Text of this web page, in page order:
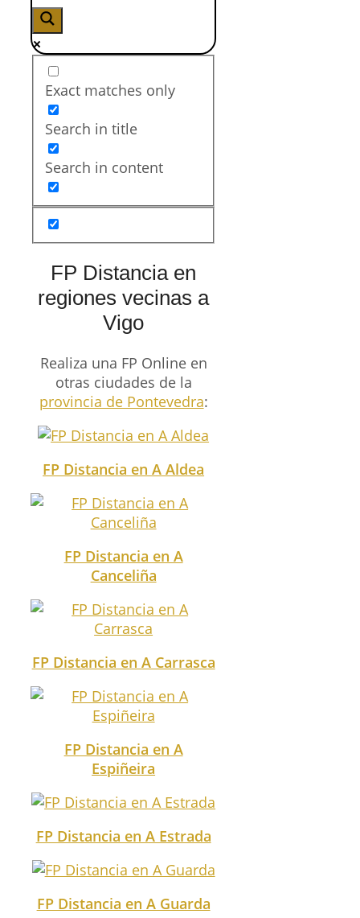
Exact matches only
Search in title
Search in content
FP Distancia en
regiones vecinas a
Vigo
Realiza una FP Online en
otras ciudades de la
provincia de Pontevedra:
FP Distancia en A Aldea
FP Distancia en A
Canceliña
FP Distancia en A Carrasca
FP Distancia en A
Espiñeira
FP Distancia en A Estrada
FP Distancia en A Guarda